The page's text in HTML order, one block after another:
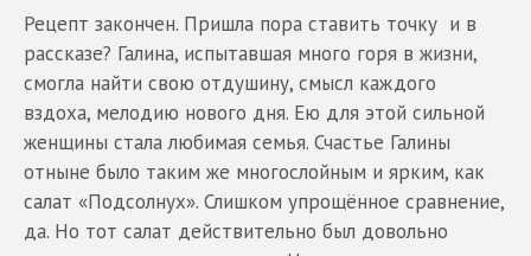
Рецепт закончен. Пришла пора ставить точку и в
рассказе? Галина, испытавшая много горя в жизни,
смогла найти свою отдушину, смысл каждого
вздоха, мелодию нового дня. Ею для этой сильной
женщины стала любимая семья. Счастье Галины
отныне было таким же многослойным и ярким, как
салат «Подсолнух». Слишком упрощённое сравнение,
да. Но тот салат действительно был довольно